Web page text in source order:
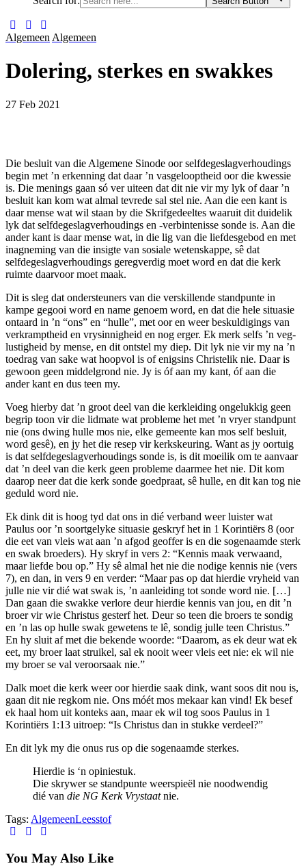
Algemeen Algemeen
Dolering, sterkes en swakkes
27 Feb 2021
Die besluit van die Algemene Sinode oor selfdegeslagverhou­dings
begin met ’n erkenning dat daar ’n vasgelooptheid oor die kwessie
is. Die menings gaan só ver uiteen dat dit nie vir my lyk of daar ’n
besluit kan kom wat almal tevrede sal stel nie. Aan die een kant is
daar mense wat wil staan by die Skrifgedeeltes waaruit dit duidelik
lyk dat selfdegeslagverhou­dings en -verbintenisse son­de is. Aan die
ander kant is daar mense wat, in die lig van die liefdesgebod en met
inagneming van die insigte van sosiale wetenskappe, sê dat
selfdegeslagverhoudings geregverdig moet word en dat die kerk
ruimte daarvoor moet maak.
Dit is sleg dat ondersteuners van die verskillende standpunte in
kampe gegooi word en name genoem word, en dat die hele situasie
ontaard in ’n “ons” en “hulle”, met oor en weer beskuldi­gings van
verkramptheid en vrysinnigheid en nog erger. Ek merk selfs ’n veg­
lustigheid by mense, en dit ontstel my diep. Dit lyk nie vir my na ’n
toedrag van sake wat hoopvol is of enigsins Christelik nie. Daar is
gewoon geen middelgrond nie. Jy is óf aan my kant, óf aan die
ander kant en dus teen my.
Voeg hierby dat ’n groot deel van die kerkleiding ongelukkig geen
begrip toon vir die lidmate wat probleme het met ’n vryer standpunt
nie (ons dwing hulle mos nie, elke gemeente kan mos self besluit,
word gesê), en jy het die resep vir kerkskeuring. Want as jy oortuig
is dat selfdegeslagverhoudings sonde is, is dit moeilik om te aanvaar
dat ’n deel van die kerk geen probleme daarmee het nie. Dit kom
daarop neer dat die kerk sonde goedpraat, sê hulle, en dit kan tog nie
geduld word nie.
Ek dink dit is hoog tyd dat ons in dié verband weer luister wat
Paulus oor ’n soortgelyke situasie geskryf het in 1 Korintiërs 8 (oor
die eet van vleis wat aan ’n afgod geoffer is en die sogenaamde sterk
en swak broeders). Hy skryf in vers 2: “Kennis maak verwaand,
maar liefde bou op.” Hy sê almal het nie die nodige kennis nie (vers
7), en dan, in vers 9 en verder: “Maar pas op dat hierdie vryheid van
julle nie vir dié wat swak is, ’n aanleiding tot sonde word nie. […]
Dan gaan die ­swakke verlore deur hierdie kennis van jou, en dit ’n
broer vir wie Christus gesterf het. Deur so teen die broers te sondig
en ’n las op hulle swak gewetens te lê, sondig julle teen Christus.”
En hy sluit af met die bekende woorde: “Daarom, as ek deur wat ek
eet, my broer laat struikel, sal ek nooit weer vleis eet nie: ek wil nie
my broer se val veroorsaak nie.”
Dalk moet die kerk weer oor hierdie saak dink, want soos dit nou is,
gaan dit nie regkom nie. Ons móét mos mekaar kan vind! Ek besef
ek haal hom uit konteks aan, maar ek wil tog soos Paulus in 1
Korintiërs 1:13 uitroep: “Is Christus dan in stukke verdeel?”
En dit lyk my die onus rus op die sogenaamde sterkes.
Hierdie is ‘n opiniestuk.
Die skrywer se standpunte weerspieël nie noodwendig
dié van die NG Kerk Vrystaatnie.
Tags: AlgemeenLeesstof
You May Also Like